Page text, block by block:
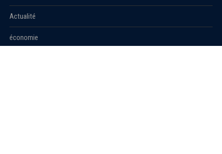
Actualité
économie